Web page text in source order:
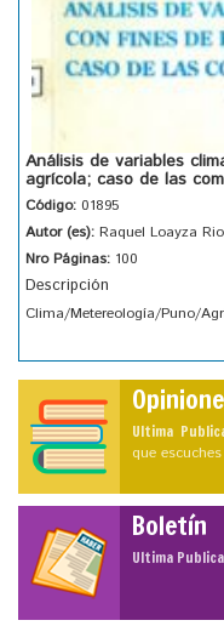
Análisis de variables
agrícola; caso de las
Código: 01895
Autor (es): Raquel Loayza
Nro Páginas: 100
Descripción
Clima/Metereología/Puno/
Ultima
que escuches
Boletín
Ultima